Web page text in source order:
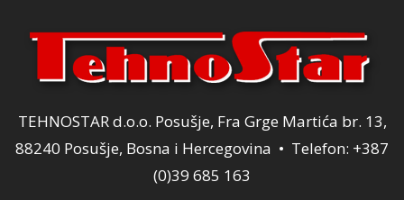
TEHNOSTAR d.o.o. Posušje, Fra Grge Martića br. 13,
88240 Posušje, Bosna i Hercegovina • Telefon: +387
(0)39 685 163